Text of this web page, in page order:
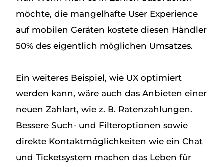
möchte, die mangelhafte User Experience
auf mobilen Geräten kostete diesen Händler
50% des eigentlich möglichen Umsatzes.
Ein weiteres Beispiel, wie UX optimiert
werden kann, wäre auch das Anbieten einer
neuen Zahlart, wie z. B. Ratenzahlungen.
Bessere Such- und Filteroptionen sowie
direkte Kontaktmöglichkeiten wie ein Chat
und Ticketsystem machen das Leben für